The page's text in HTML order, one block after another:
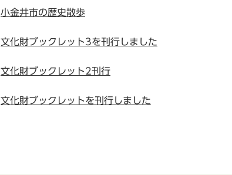
小金井市の歴史散歩
文化財ブックレット3を刊行しました
文化財ブックレット2刊行
文化財ブックレットを刊行しました